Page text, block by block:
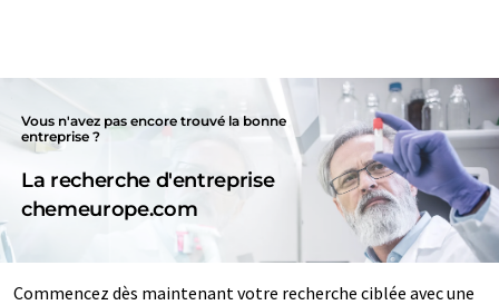
Vous n'avez pas encore trouvé la bonne
entreprise ?
La recherche d'entreprise
chemeurope.com
Commencez dès maintenant votre recherche ciblée avec une